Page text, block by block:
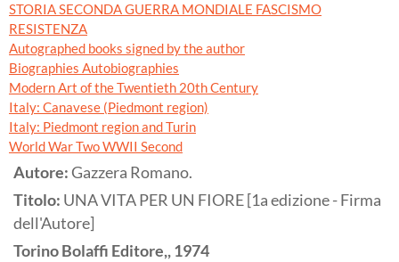
STORIA SECONDA GUERRA MONDIALE FASCISMO
RESISTENZA
Autographed books signed by the author
Biographies Autobiographies
Modern Art of the Twentieth 20th Century
Italy: Canavese (Piedmont region)
Italy: Piedmont region and Turin
World War Two WWII Second
Autore:Gazzera Romano.
Titolo: UNA VITA PER UN FIORE [1a edizione - Firma
dell'Autore]
TorinoBolaffi Editore,,1974